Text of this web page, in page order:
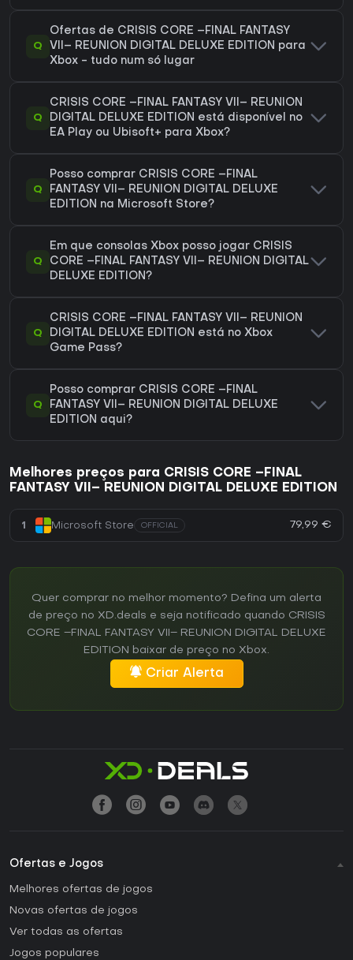
Q
Ofertas de CRISIS CORE –FINAL FANTASY
VII– REUNION DIGITAL DELUXE EDITION para
Xbox - tudo num só lugar
Q
CRISIS CORE –FINAL FANTASY VII– REUNION
DIGITAL DELUXE EDITION está disponível no
EA Play ou Ubisoft+ para Xbox?
Q
Posso comprar CRISIS CORE –FINAL
FANTASY VII– REUNION DIGITAL DELUXE
EDITION na Microsoft Store?
Q
Em que consolas Xbox posso jogar CRISIS
CORE –FINAL FANTASY VII– REUNION DIGITAL
DELUXE EDITION?
Q
CRISIS CORE –FINAL FANTASY VII– REUNION
DIGITAL DELUXE EDITION está no Xbox
Game Pass?
Q
Posso comprar CRISIS CORE –FINAL
FANTASY VII– REUNION DIGITAL DELUXE
EDITION aqui?
Melhores preços para CRISIS CORE –FINAL
FANTASY VII– REUNION DIGITAL DELUXE EDITION
1 Microsoft Store OFFICIAL 79,99 €
Quer comprar no melhor momento? Defina um alerta
de preço no XD.deals e seja notificado quando CRISIS
CORE –FINAL FANTASY VII– REUNION DIGITAL DELUXE
EDITION baixar de preço no Xbox.
Criar Alerta
Ofertas e Jogos
Melhores ofertas de jogos
Novas ofertas de jogos
Ver todas as ofertas
Jogos populares